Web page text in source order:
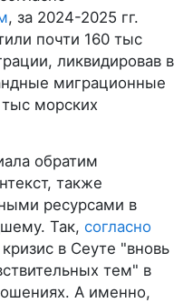
, за 2024-2025 гг.
почти 160 тыс
ликвидировав в
миграционные
морских
обратим
также
ресурсами в
Так, согласно
в Сеуте "вновь
тем" в
А именно,